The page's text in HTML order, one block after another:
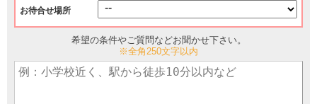
お待合せ場所
希望の条件やご質問などお聞かせ下さい。
※全角250文字以内